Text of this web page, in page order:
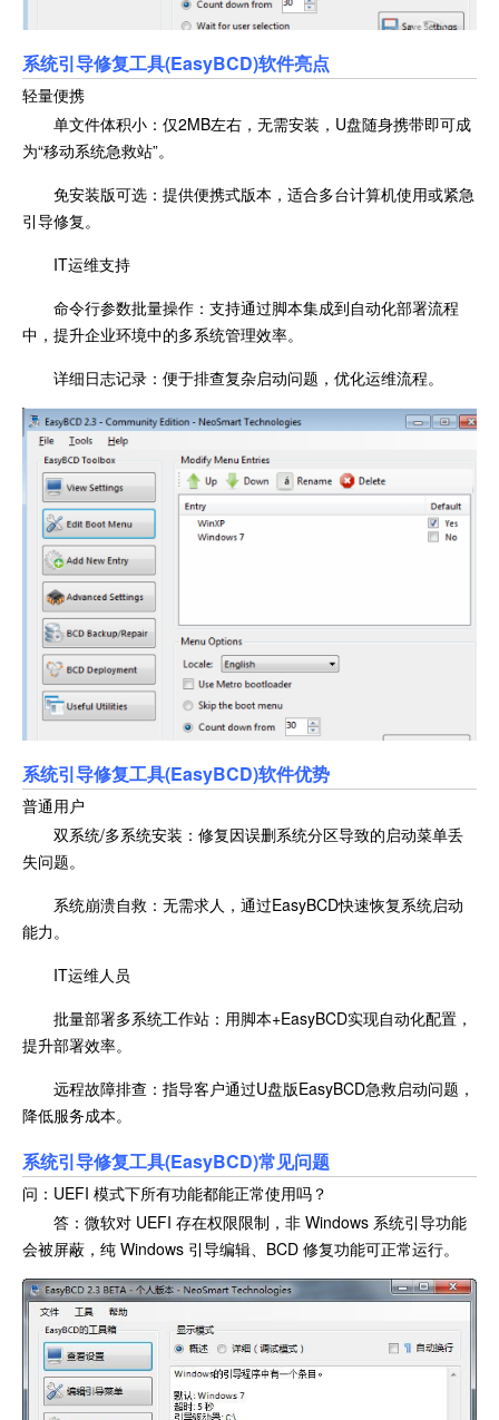
系统引导修复工具(EasyBCD)软件亮点
轻量便携
单文件体积小：仅2MB左右，无需安装，U盘随身携带即可成
为“移动系统急救站”。
免安装版可选：提供便携式版本，适合多台计算机使用或紧急
引导修复。
IT运维支持
命令行参数批量操作：支持通过脚本集成到自动化部署流程
中，提升企业环境中的多系统管理效率。
详细日志记录：便于排查复杂启动问题，优化运维流程。
系统引导修复工具(EasyBCD)软件优势
普通用户
双系统/多系统安装：修复因误删系统分区导致的启动菜单丢
失问题。
系统崩溃自救：无需求人，通过EasyBCD快速恢复系统启动
能力。
IT运维人员
批量部署多系统工作站：用脚本+EasyBCD实现自动化配置，
提升部署效率。
远程故障排查：指导客户通过U盘版EasyBCD急救启动问题，
降低服务成本。
系统引导修复工具(EasyBCD)常见问题
问：UEFI 模式下所有功能都能正常使用吗？
答：微软对 UEFI 存在权限限制，非 Windows 系统引导功能
会被屏蔽，纯 Windows 引导编辑、BCD 修复功能可正常运行。